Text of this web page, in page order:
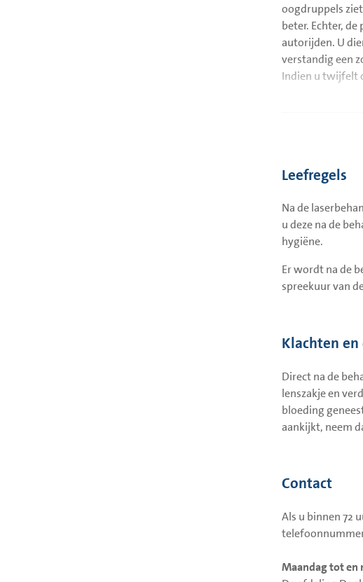
oogdruppels
beter. Echter,
autorijden. U
verstandig een
Indien u twijfelt
Leefregels
Na de
u deze na de
hygiëne.
Er wordt na de
spreekuur van
Klachten
Direct na de
lenszakje en
bloeding
aankijkt, neem
Contact
Als u binnen 72
Maandag tot en